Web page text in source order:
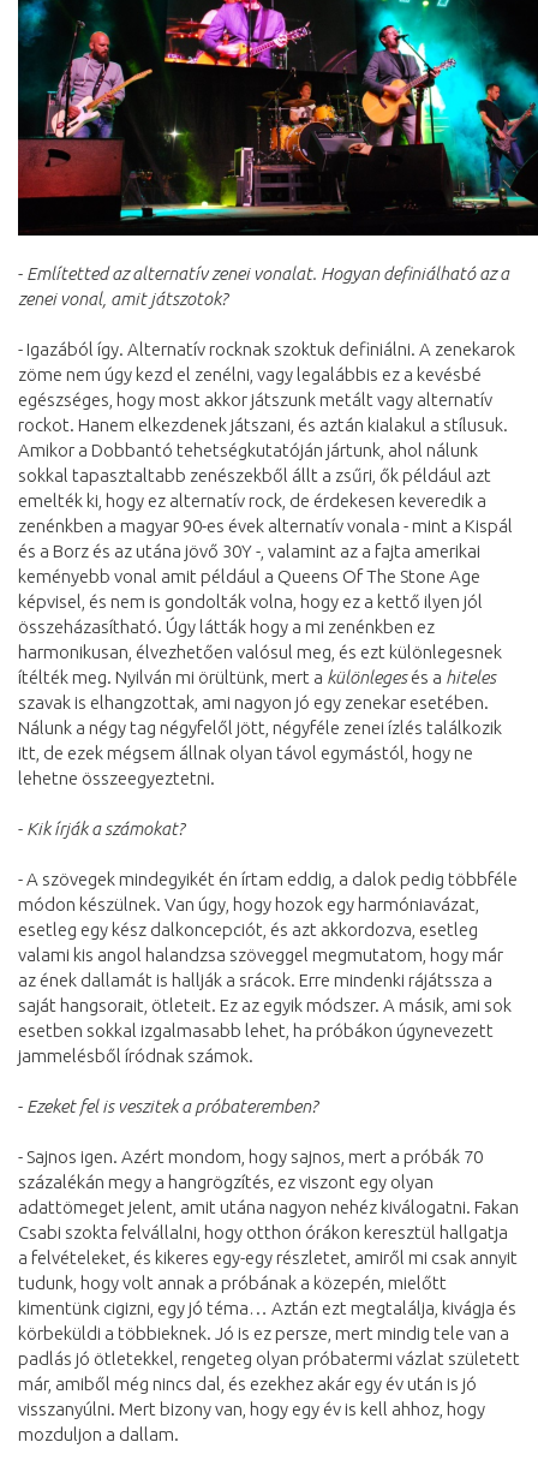
- Említetted az alternatív zenei vonalat. Hogyan definiálható az a
zenei vonal, amit játszotok?
- Igazából így. Alternatív rocknak szoktuk definiálni. A zenekarok
zöme nem úgy kezd el zenélni, vagy legalábbis ez a kevésbé
egészséges, hogy most akkor játszunk metált vagy alternatív
rockot. Hanem elkezdenek játszani, és aztán kialakul a stílusuk.
Amikor a Dobbantó tehetségkutatóján jártunk, ahol nálunk
sokkal tapasztaltabb zenészekből állt a zsűri, ők például azt
emelték ki, hogy ez alternatív rock, de érdekesen keveredik a
zenénkben a magyar 90-es évek alternatív vonala - mint a Kispál
és a Borz és az utána jövő 30Y -, valamint az a fajta amerikai
keményebb vonal amit például a Queens Of The Stone Age
képvisel, és nem is gondolták volna, hogy ez a kettő ilyen jól
összeházasítható. Úgy látták hogy a mi zenénkben ez
harmonikusan, élvezhetően valósul meg, és ezt különlegesnek
ítélték meg. Nyilván mi örültünk, mert a különlegesés a hiteles
szavak is elhangzottak, ami nagyon jó egy zenekar esetében.
Nálunk a négy tag négyfelől jött, négyféle zenei ízlés találkozik
itt, de ezek mégsem állnak olyan távol egymástól, hogy ne
lehetne összeegyeztetni.
- Kik írják a számokat?
- A szövegek mindegyikét én írtam eddig, a dalok pedig többféle
módon készülnek. Van úgy, hogy hozok egy harmóniavázat,
esetleg egy kész dalkoncepciót, és azt akkordozva, esetleg
valami kis angol halandzsa szöveggel megmutatom, hogy már
az ének dallamát is hallják a srácok. Erre mindenki rájátssza a
saját hangsorait, ötleteit. Ez az egyik módszer. A másik, ami sok
esetben sokkal izgalmasabb lehet, ha próbákon úgynevezett
jammelésből íródnak számok.
- Ezeket fel is veszitek a próbateremben?
- Sajnos igen. Azért mondom, hogy sajnos, mert a próbák 70
százalékán megy a hangrögzítés, ez viszont egy olyan
adattömeget jelent, amit utána nagyon nehéz kiválogatni. Fakan
Csabi szokta felvállalni, hogy otthon órákon keresztül hallgatja
a felvételeket, és kikeres egy-egy részletet, amiről mi csak annyit
tudunk, hogy volt annak a próbának a közepén, mielőtt
kimentünk cigizni, egy jó téma… Aztán ezt megtalálja, kivágja és
körbeküldi a többieknek. Jó is ez persze, mert mindig tele van a
padlás jó ötletekkel, rengeteg olyan próbatermi vázlat született
már, amiből még nincs dal, és ezekhez akár egy év után is jó
visszanyúlni. Mert bizony van, hogy egy év is kell ahhoz, hogy
mozduljon a dallam.